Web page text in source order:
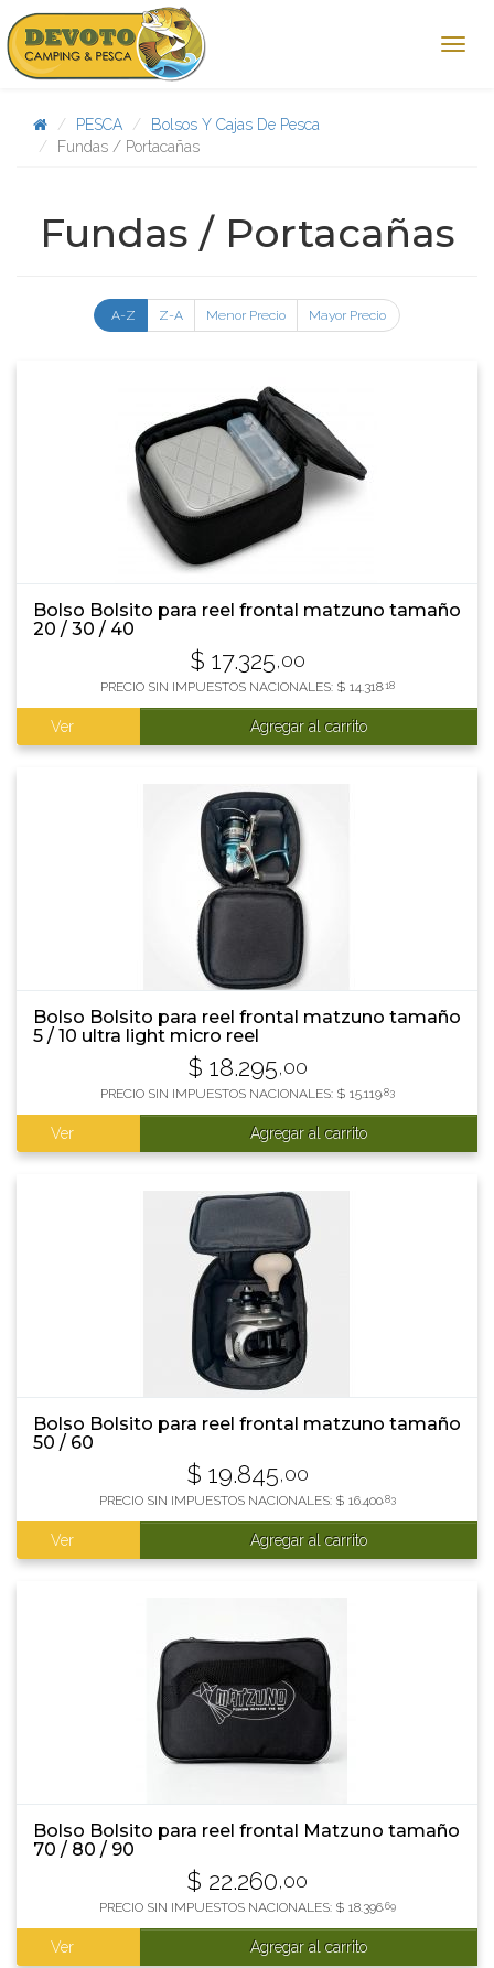
PESCA
Bolsos Y Cajas De Pesca
Fundas / Portacañas
Fundas / Portacañas
A-Z Z-A Menor Precio Mayor Precio
Bolso Bolsito para reel frontal matzuno tamaño
20 / 30 / 40
$ 17.325,00
PRECIO SIN IMPUESTOS NACIONALES: $ 14.318,18
Ver Agregar al carrito
Bolso Bolsito para reel frontal matzuno tamaño
5 / 10 ultra light micro reel
$ 18.295,00
PRECIO SIN IMPUESTOS NACIONALES: $ 15.119,83
Ver Agregar al carrito
Bolso Bolsito para reel frontal matzuno tamaño
50 / 60
$ 19.845,00
PRECIO SIN IMPUESTOS NACIONALES: $ 16.400,83
Ver Agregar al carrito
Bolso Bolsito para reel frontal Matzuno tamaño
70 / 80 / 90
$ 22.260,00
PRECIO SIN IMPUESTOS NACIONALES: $ 18.396,69
Ver Agregar al carrito